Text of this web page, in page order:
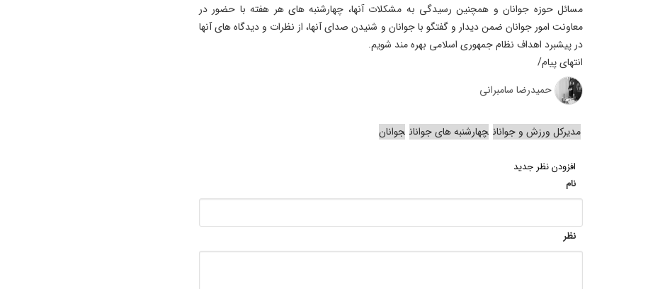
مسائل حوزه جوانان و همچنین رسیدگی به مشکلات آنها، چهارشنبه های هر هفته با حضور در
معاونت امور جوانان ضمن دیدار و گفتگو با جوانان و شنیدن صدای آنها، از نظرات و دیدگاه های آنها
در پیشبرد اهداف نظام جمهوری اسلامی بهره مند شویم.
انتهای پیام/
حمیدرضا سامبرانی
مدیرکل ورزش و جوانان چهارشنبه های جوانان جوانان
افزودن نظر جدید
نام
نظر